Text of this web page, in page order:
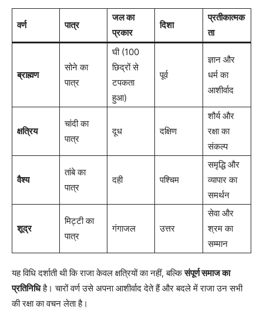
वर्ण पात्र
जल का
प्रकार
दिशा
प्रतीकात्मक
ता
ब्राह्मण
सोने का
पात्र
घी (100
छिद्रों से
टपकता
हुआ)
पूर्व
ज्ञान और
धर्म का
आशीर्वाद
क्षत्रिय
चांदी का
पात्र
दूध दक्षिण
शौर्य और
रक्षा का
संकल्प
वैश्य
तांबे का
पात्र
दही पश्चिम
समृद्धि और
व्यापार का
समर्थन
शूद्र
मिट्टी का
पात्र
गंगाजल उत्तर
सेवा और
श्रम का
सम्मान
यह विधि दर्शाती थी कि राजा केवल क्षत्रियों का नहीं, बल्किसंपूर्ण समाज का
प्रतिनिधिहै। चारों वर्ण उसे अपना आशीर्वाद देते हैं और बदले में राजा उन सभी
की रक्षा का वचन लेता है।